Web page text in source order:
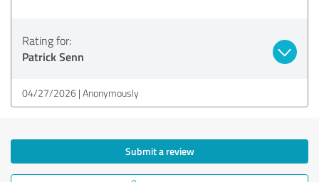
Rating for:
Patrick Senn
04/27/2026 Anonymously
Submit a review